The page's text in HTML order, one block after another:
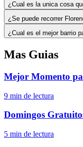
¿Cual es la unica cosa
¿Se puede recorrer
¿Cual es el mejor barrio
Mas Guias
Mejor Momento
9 min de lectura
Domingos
5 min de lectura